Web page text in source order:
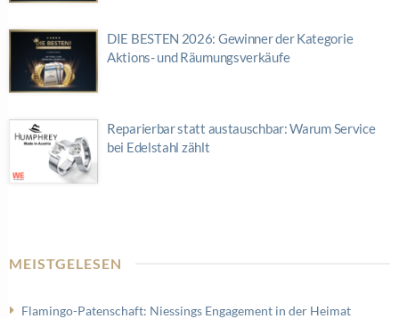
DIE BESTEN 2026: Gewinner der Kategorie
Aktions- und Räumungsverkäufe
Reparierbar statt austauschbar: Warum Service
bei Edelstahl zählt
MEISTGELESEN
Flamingo-Patenschaft: Niessings Engagement in der Heimat